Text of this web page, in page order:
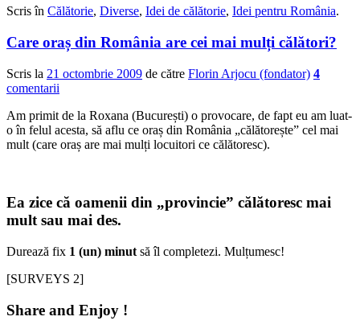
Scris în Călătorie, Diverse, Idei de călătorie, Idei pentru România.
Care oraș din România are cei mai mulți călători?
Scris la 21 octombrie 2009 de către Florin Arjocu (fondator) 4
comentarii
Am primit de la Roxana (București) o provocare, de fapt eu am luat-
o în felul acesta, să aflu ce oraș din România „călătorește” cel mai
mult (care oraș are mai mulți locuitori ce călătoresc).
Ea zice că oamenii din „provincie” călătoresc mai
mult sau mai des.
Durează fix 1 (un) minut să îl completezi. Mulțumesc!
[SURVEYS 2]
Share and Enjoy !